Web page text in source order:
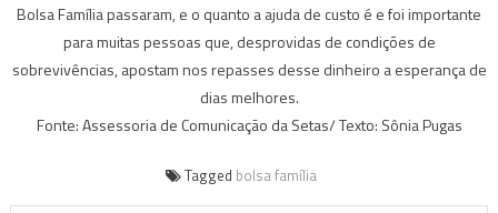
Bolsa Família passaram, e o quanto a ajuda de custo é e foi importante
para muitas pessoas que, desprovidas de condições de
sobrevivências, apostam nos repasses desse dinheiro a esperança de
dias melhores.
Fonte: Assessoria de Comunicação da Setas/ Texto: Sônia Pugas
Tagged bolsa família